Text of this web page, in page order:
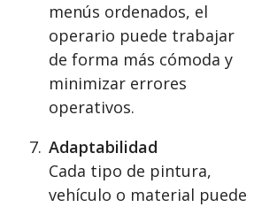
menús ordenados, el
operario puede trabajar
de forma más cómoda y
minimizar errores
operativos.
Adaptabilidad
Cada tipo de pintura,
vehículo o material puede